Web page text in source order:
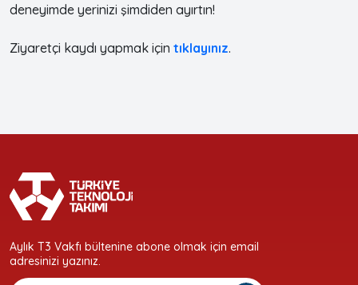
deneyimde yerinizi şimdiden ayırtın!
Ziyaretçi kaydı yapmak için tıklayınız.
Aylık T3 Vakfı bültenine abone olmak için email
adresinizi yazınız.